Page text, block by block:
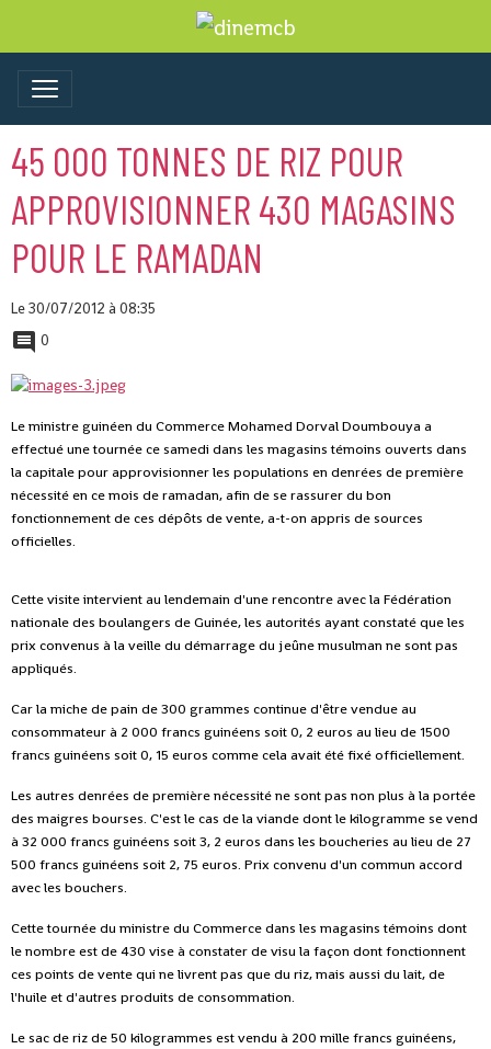
45 000 TONNES DE RIZ POUR
APPROVISIONNER 430 MAGASINS
POUR LE RAMADAN
Le 30/07/2012 à 08:35
0
Le ministre guinéen du Commerce Mohamed Dorval Doumbouya a
effectué une tournée ce samedi dans les magasins témoins ouverts dans
la capitale pour approvisionner les populations en denrées de première
nécessité en ce mois de ramadan, afin de se rassurer du bon
fonctionnement de ces dépôts de vente, a-t-on appris de sources
officielles.
Cette visite intervient au lendemain d'une rencontre avec la Fédération
nationale des boulangers de Guinée, les autorités ayant constaté que les
prix convenus à la veille du démarrage du jeûne musulman ne sont pas
appliqués.
Car la miche de pain de 300 grammes continue d'être vendue au
consommateur à 2 000 francs guinéens soit 0, 2 euros au lieu de 1500
francs guinéens soit 0, 15 euros comme cela avait été fixé officiellement.
Les autres denrées de première nécessité ne sont pas non plus à la portée
des maigres bourses. C'est le cas de la viande dont le kilogramme se vend
à 32 000 francs guinéens soit 3, 2 euros dans les boucheries au lieu de 27
500 francs guinéens soit 2, 75 euros. Prix convenu d'un commun accord
avec les bouchers.
Cette tournée du ministre du Commerce dans les magasins témoins dont
le nombre est de 430 vise à constater de visu la façon dont fonctionnent
ces points de vente qui ne livrent pas que du riz, mais aussi du lait, de
l'huile et d'autres produits de consommation.
Le sac de riz de 50 kilogrammes est vendu à 200 mille francs guinéens,